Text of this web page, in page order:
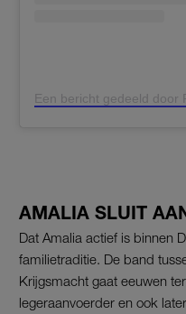
AMALIA SLUIT
Dat Amalia actief is binnen
familietraditie. De band
Krijgsmacht gaat eeuwen
legeraanvoerder en ook